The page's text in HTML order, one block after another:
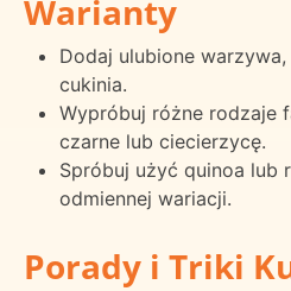
Warianty
Dodaj ulubione
cukinia.
Wypróbuj różne rodzaje
czarne lub ciecierzycę.
Spróbuj użyć quinoa lub
odmiennej wariacji.
Porady i Triki